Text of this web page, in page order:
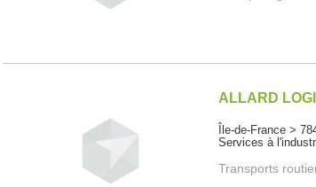
ALLARD
Île-de-France >
Services à
Transports